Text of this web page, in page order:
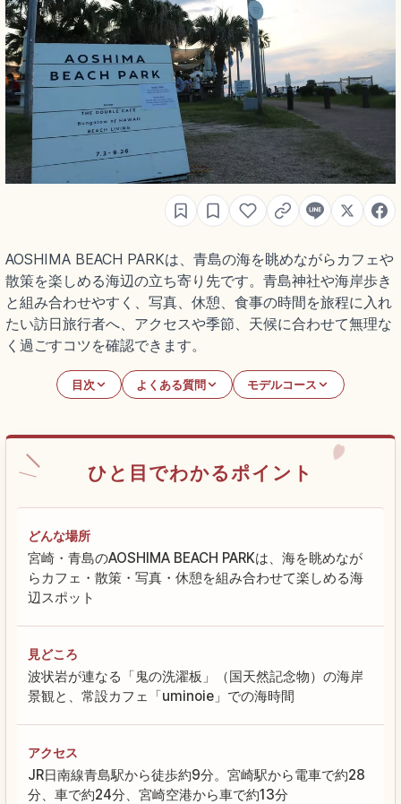
AOSHIMA BEACH PARKは、青島の海を眺めながらカフェや
散策を楽しめる海辺の立ち寄り先です。青島神社や海岸歩き
と組み合わせやすく、写真、休憩、食事の時間を旅程に入れ
たい訪日旅行者へ、アクセスや季節、天候に合わせて無理な
く過ごすコツを確認できます。
目次 よくある質問 モデルコース
ひと目でわかるポイント
どんな場所
宮崎・青島のAOSHIMA BEACH PARKは、海を眺めなが
らカフェ・散策・写真・休憩を組み合わせて楽しめる海
辺スポット
見どころ
波状岩が連なる「鬼の洗濯板」（国天然記念物）の海岸
景観と、常設カフェ「uminoie」での海時間
アクセス
JR日南線青島駅から徒歩約9分。宮崎駅から電車で約28
分、車で約24分、宮崎空港から車で約13分